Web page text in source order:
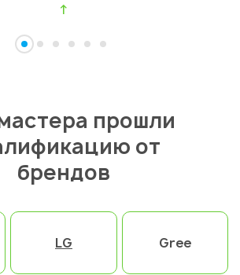
↑
прошли
от
брендов
LG Gree